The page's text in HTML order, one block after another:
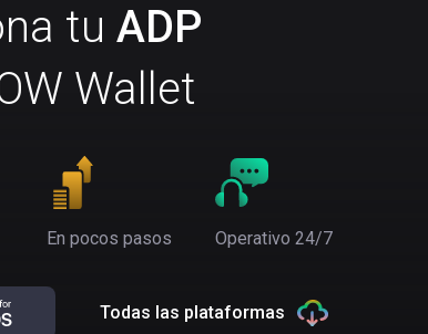
tu ADP
Wallet
En pocos pasos Operativo 24/7
Todas las plataformas